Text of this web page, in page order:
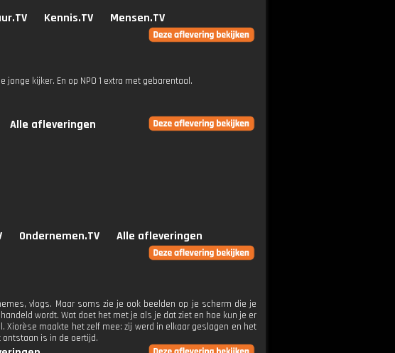
Kennis.TV
Mensen.TV
kijker. En op NPO 1 extra met gebarentaal.
Alle afleveringen
Ondernemen.TV Alle afleveringen
vlogs. Maar soms zie je ook beelden op je scherm die je
wordt. Wat doet het met je als je dat ziet en hoe kun je er
Xiorèse maakte het zelf mee: zij werd in elkaar geslagen en het
is in de oertijd.